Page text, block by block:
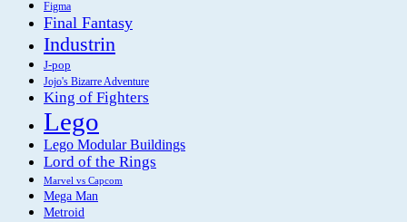
Figma
Final Fantasy
Industrin
J-pop
Jojo's Bizarre Adventure
King of Fighters
Lego
Lego Modular Buildings
Lord of the Rings
Marvel vs Capcom
Mega Man
Metroid